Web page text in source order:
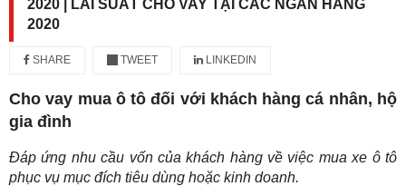
2020 | LÃI SUẤT CHO VAY TẠI CÁC NGÂN HÀNG
2020
SHARE TWEET LINKEDIN
Cho vay mua ô tô đối với khách hàng cá nhân, hộ
gia đình
Đáp ứng nhu cầu vốn của khách hàng về việc mua xe ô tô
phục vụ mục đích tiêu dùng hoặc kinh doanh.